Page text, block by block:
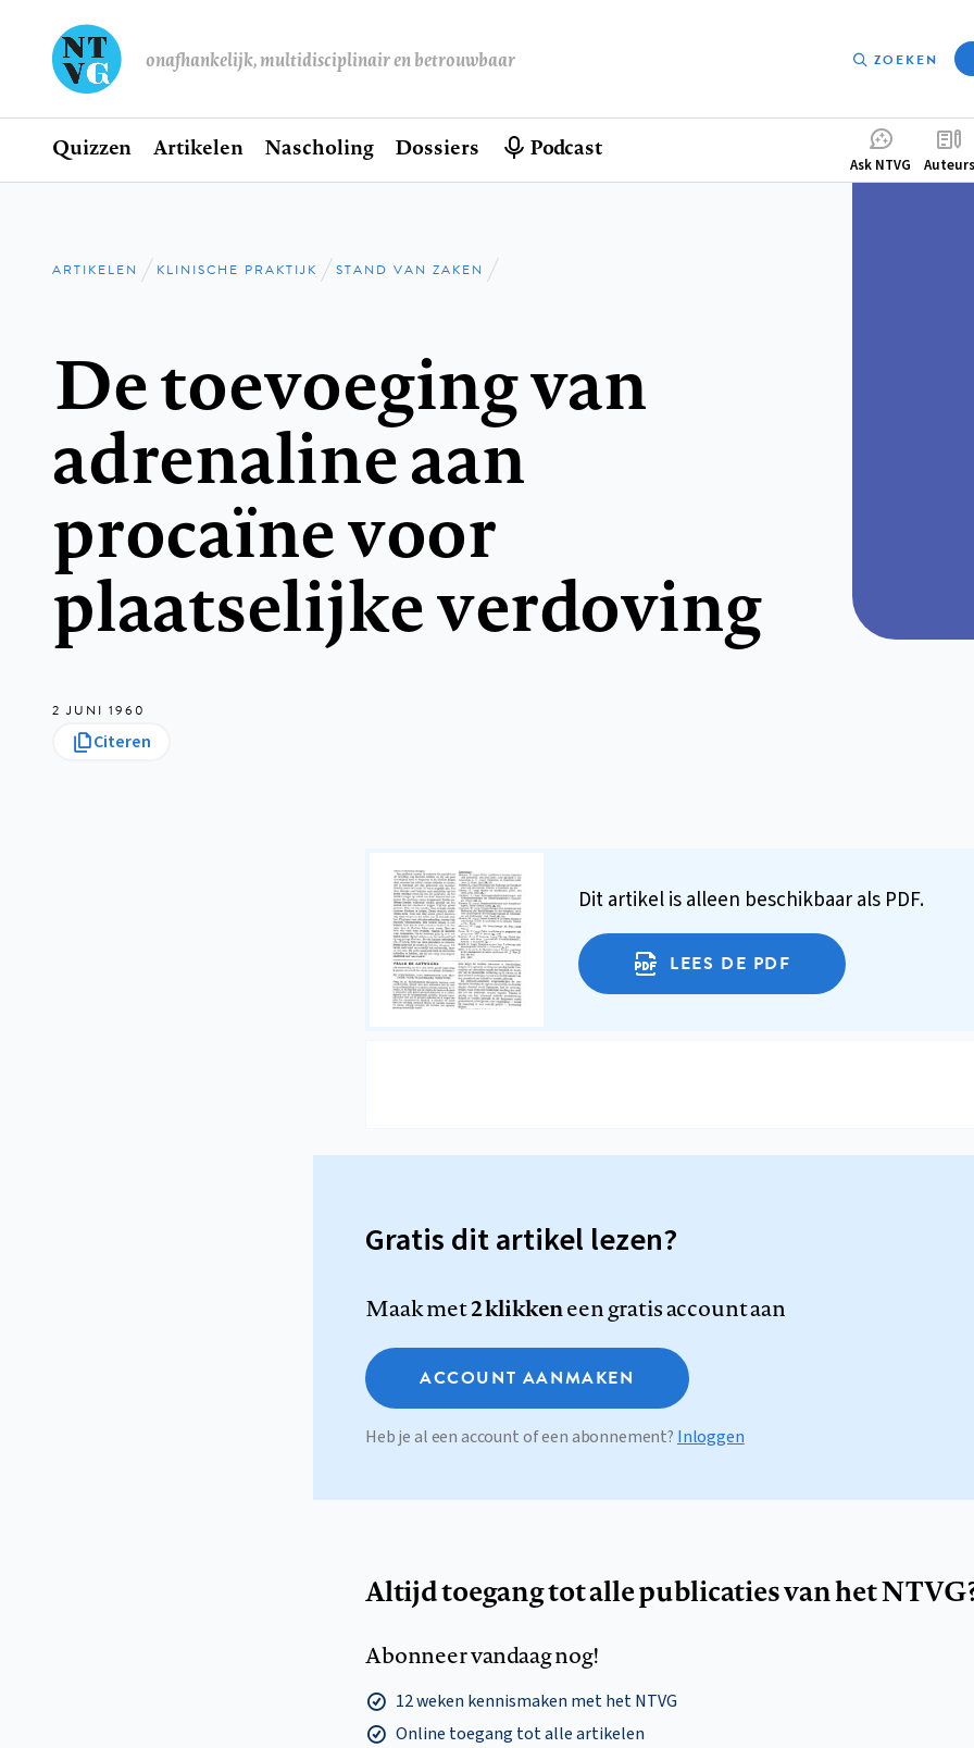
onafhankelijk, multidisciplinair en betrouwbaar ZOEKEN
Hoofdnavigatie
Home
Quizzen Artikelen Nascholing Dossiers Podcast
Ask NTVG Auteurs
Kruimelpad
ARTIKELEN KLINISCHE PRAKTIJK STAND VAN ZAKEN
De toevoeging van
adrenaline aan
procaïne voor
plaatselijke verdoving
2 JUNI 1960
Citeren
Dit artikel is alleen beschikbaar als PDF.
LEES DE PDF
Gratis dit artikel lezen?
Maak met2 klikkeneen gratis account aan
ACCOUNT AANMAKEN
Heb je al een account of een abonnement? Inloggen
Altijd toegang tot alle publicaties van het
Abonneer vandaag nog!
12 weken kennismaken met het NTVG
Online toegang tot alle artikelen